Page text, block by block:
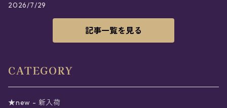
2026/7/29
記事一覧を見る
CATEGORY
★new - 新入荷